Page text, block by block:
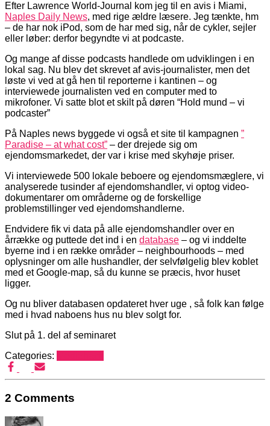
Efter Lawrence World-Journal kom jeg til en avis i Miami,
Naples Daily News, med rige ældre læsere. Jeg tænkte, hm
– de har nok iPod, som de har med sig, når de cykler, sejler
eller løber: derfor begyndte vi at podcaste.
Og mange af disse podcasts handlede om udviklingen i en
lokal sag. Nu blev det skrevet af avis-journalister, men det
løste vi ved at gå hen til reporterne i kantinen – og
interviewede journalisten ved en computer med to
mikrofoner. Vi satte blot et skilt på døren “Hold mund – vi
podcaster”
På Naples news byggede vi også et site til kampagnen ”
Paradise – at what cost” – der drejede sig om
ejendomsmarkedet, der var i krise med skyhøje priser.
Vi interviewede 500 lokale beboere og ejendomsmæglere, vi
analyserede tusinder af ejendomshandler, vi optog video-
dokumentarer om områderne og de forskellige
problemstillinger ved ejendomshandlerne.
Endvidere fik vi data på alle ejendomshandler over en
årrække og puttede det ind i en database – og vi inddelte
byerne ind i en række områder – neighbourhoods – med
oplysninger om alle hushandler, der selvfølgelig blev koblet
med et Google-map, så du kunne se præcis, hvor huset
ligger.
Og nu bliver databasen opdateret hver uge , så folk kan følge
med i hvad naboens hus nu blev solgt for.
Slut på 1. del af seminaret
Categories:
2 Comments